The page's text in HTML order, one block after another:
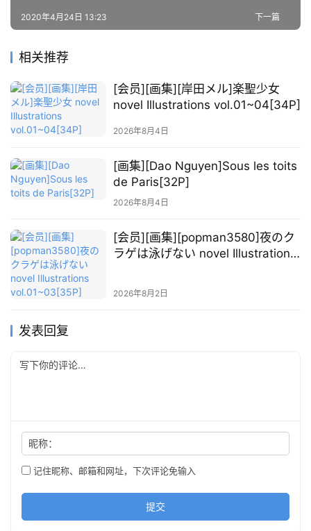
于
站
下一篇
2020年4月24日 13:23
相关推荐
[会员][画集][岸田メル]楽聖少女
novel Illustrations vol.01~04[34P]
2026年8月4日
[画集][Dao Nguyen]Sous les toits
de Paris[32P]
2026年8月4日
[会员][画集][popman3580]夜のク
ラゲは泳げない novel Illustrations
2026年8月2日
发表回复
昵称：
记住昵称、邮箱和网址，下次评论免输入
提交